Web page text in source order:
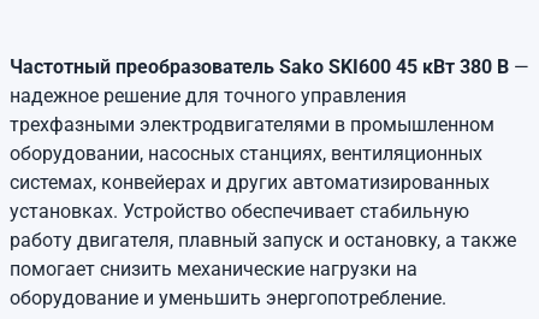
Частотный преобразователь Sako SKI600 45 кВт 380 В —
надежное решение для точного управления
трехфазными электродвигателями в промышленном
оборудовании, насосных станциях, вентиляционных
системах, конвейерах и других автоматизированных
установках. Устройство обеспечивает стабильную
работу двигателя, плавный запуск и остановку, а также
помогает снизить механические нагрузки на
оборудование и уменьшить энергопотребление.